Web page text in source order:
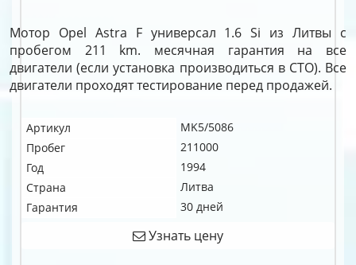
Мотор Opel Astra F универсал 1.6 Si из Литвы с
пробегом 211 km. месячная гарантия на все
двигатели (если установка производиться в СТО). Все
двигатели проходят тестирование перед продажей.
Артикул
MK5/5086
Пробег
211000
Год
1994
Страна
Литва
Гарантия
30 дней
Узнать цену